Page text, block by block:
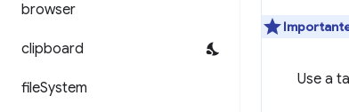
browser
clipboard
fileSystem Use a